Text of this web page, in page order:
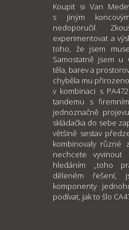
Koupit si Van
s jiným
nedoporučil.
experimentovat a
toho, že jsem
Samostatně jsem u
těla, barev a
chyběla mu
v kombinaci s
tandemu s
jednoznačně
skládačka do sebe
většině sestav
kombinovaly různé
nechcete
hledáním „toho
děleném řešení,
komponenty
podívat, jak to šlo